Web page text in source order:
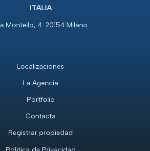
ITALIA
Montello, 4. 20154 Milano
Localizaciones
La Agencia
Portfolio
Contacta
Registrar propiedad